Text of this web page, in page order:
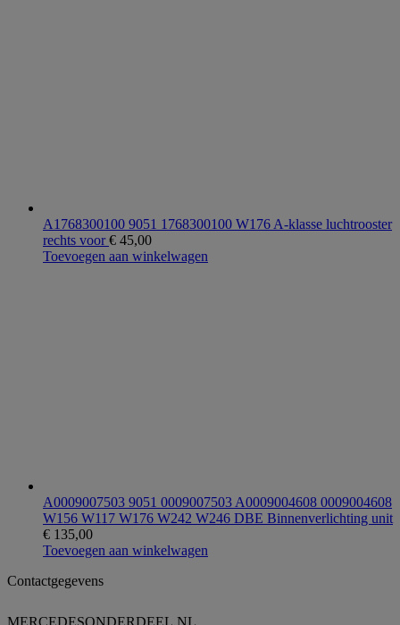
A1768300100 9051 1768300100 W176 A-klasse luchtrooster
rechts voor€ 45,00
Toevoegen aan winkelwagen
A0009007503 9051 0009007503 A0009004608 0009004608
W156 W117 W176 W242 W246 DBE Binnenverlichting unit
€ 135,00
Toevoegen aan winkelwagen
Contactgegevens